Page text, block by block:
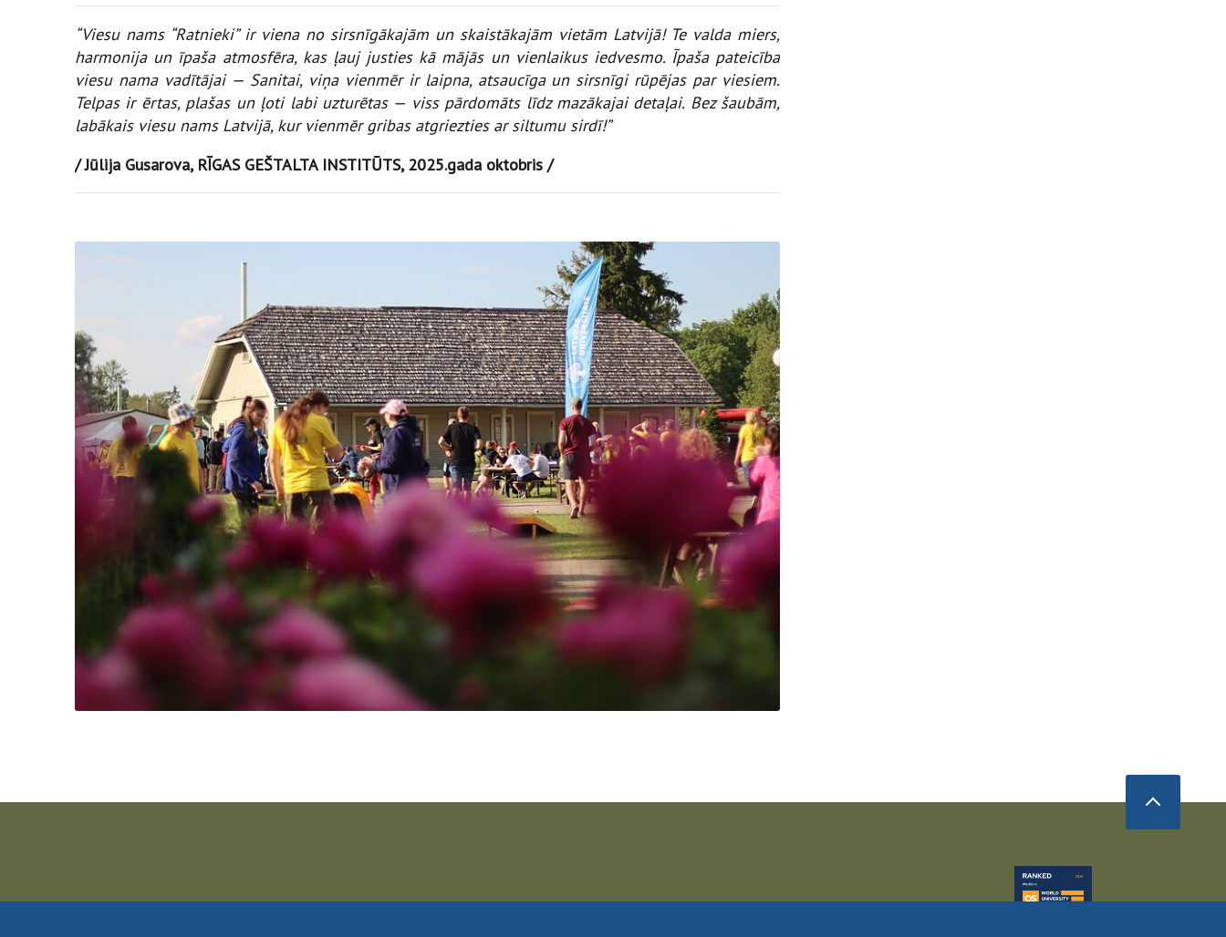
“Viesu nams “Ratnieki” ir viena no sirsnīgākajām un skaistākajām vietām Latvijā! Te valda miers,
harmonija un īpaša atmosfēra, kas ļauj justies kā mājās un vienlaikus iedvesmo. Īpaša pateicība
viesu nama vadītājai — Sanitai, viņa vienmēr ir laipna, atsaucīga un sirsnīgi rūpējas par viesiem.
Telpas ir ērtas, plašas un ļoti labi uzturētas — viss pārdomāts līdz mazākajai detaļai. Bez šaubām,
labākais viesu nams Latvijā, kur vienmēr gribas atgriezties ar siltumu sirdī!”
/ Jūlija Gusarova, RĪGAS GEŠTALTA INSTITŪTS, 2025.gada oktobris /